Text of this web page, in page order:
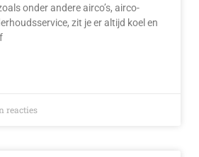
onder andere airco’s, airco-
zit je er altijd koel en
reacties